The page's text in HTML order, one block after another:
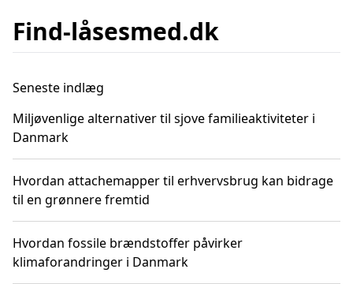
Find-låsesmed.dk
Seneste indlæg
Miljøvenlige alternativer til sjove familieaktiviteter i
Danmark
Hvordan attachemapper til erhvervsbrug kan bidrage
til en grønnere fremtid
Hvordan fossile brændstoffer påvirker
klimaforandringer i Danmark